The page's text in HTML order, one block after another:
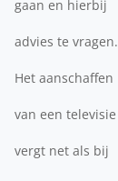
gaan en hierbij
advies te vragen.
Het aanschaffen
van een televisie
vergt net als bij